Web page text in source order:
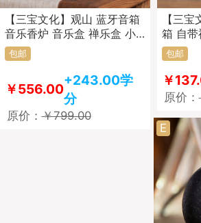
【三宝文化】观山 蓝牙音箱
音乐香炉 音乐盒 禅乐盒 小
音箱 内置120首原创音乐
包邮
￥556.00
+243.00学
分
原价：￥799.00
【三
箱 自
包邮
￥
原价：
E